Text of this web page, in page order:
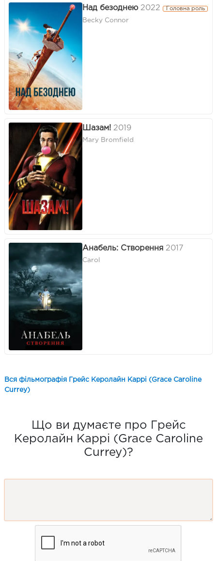
Над безоднею 2022 Головна роль
Becky Connor
Шазам! 2019
Mary Bromfield
Анабель: Створення 2017
Carol
Вся фільмографія Грейс Керолайн Каррі (Grace Caroline
Currey)
Що ви думаєте про Грейс
Керолайн Каррі (Grace Caroline
Currey)?